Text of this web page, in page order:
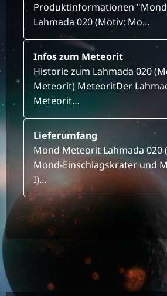
Produktinformationen
Lahmada 020 (Motiv: Mo…
Infos zum Meteorit
Historie zum Lahmada 020
Meteorit) MeteoritDer
Meteorit…
Lieferumfang
Mond Meteorit Lahmada 020
Mond-Einschlagskrater und
I)…